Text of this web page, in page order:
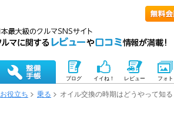
ブログ イイね！ レビュー フォト
お役立ち 乗る オイル交換の時期はどうやって知